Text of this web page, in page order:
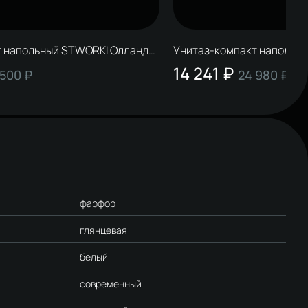
STWORKI Олланд
безободковый,
₽
Унитаз-компакт
Вестфолл S08400WH с
безободковый, белый
14 241 ₽ 24 980 ₽
фарфор
глянцевая
белый
современный